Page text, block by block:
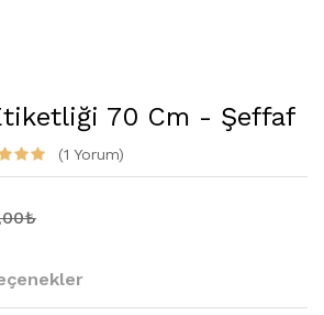
70 Cm - Şeffaf
(1 Yorum)